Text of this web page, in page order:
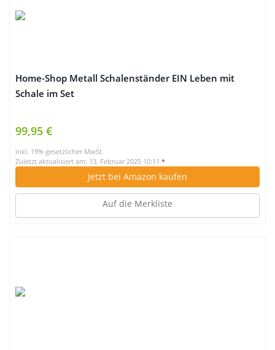
Home-Shop Metall Schalenständer EIN Leben mit
Schale im Set
99,95 €
inkl. 19% gesetzlicher MwSt.
Zuletzt aktualisiert am: 13. Februar 2025 10:11 *
Jetzt bei Amazon kaufen
Auf die Merkliste